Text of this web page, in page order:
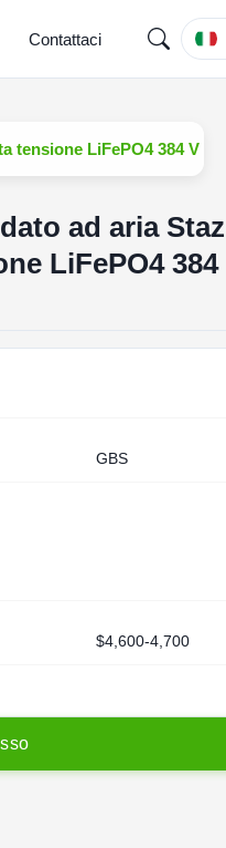
Contattaci
tensione LiFePO4 384 V
ad aria
LiFePO4 384
GBS
$4,600-4,700
sso